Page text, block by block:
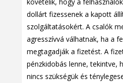
dollárt fizessenek a kapott
szolgáltatásokért. A csalók
agresszívvá válhatnak, ha a
megtagadják a fizetést. A
pénzkidobás lenne, tekintve,
nincs szükségük és